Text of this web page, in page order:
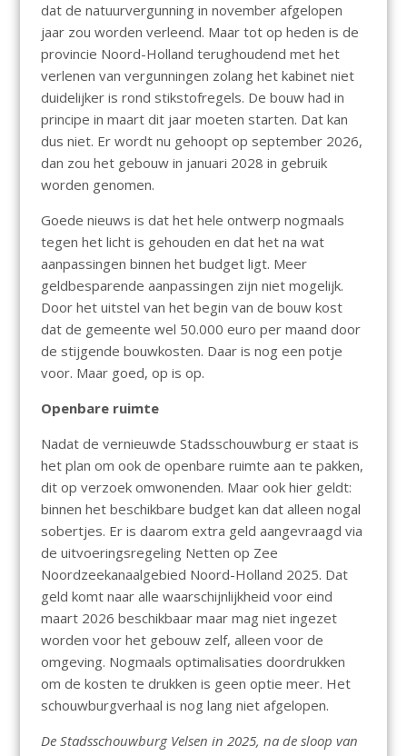
dat de natuurvergunning in november afgelopen
jaar zou worden verleend. Maar tot op heden is de
provincie Noord-Holland terughoudend met het
verlenen van vergunningen zolang het kabinet niet
duidelijker is rond stikstofregels. De bouw had in
principe in maart dit jaar moeten starten. Dat kan
dus niet. Er wordt nu gehoopt op september 2026,
dan zou het gebouw in januari 2028 in gebruik
worden genomen.
Goede nieuws is dat het hele ontwerp nogmaals
tegen het licht is gehouden en dat het na wat
aanpassingen binnen het budget ligt. Meer
geldbesparende aanpassingen zijn niet mogelijk.
Door het uitstel van het begin van de bouw kost
dat de gemeente wel 50.000 euro per maand door
de stijgende bouwkosten. Daar is nog een potje
voor. Maar goed, op is op.
Openbare ruimte
Nadat de vernieuwde Stadsschouwburg er staat is
het plan om ook de openbare ruimte aan te pakken,
dit op verzoek omwonenden. Maar ook hier geldt:
binnen het beschikbare budget kan dat alleen nogal
sobertjes. Er is daarom extra geld aangevraagd via
de uitvoeringsregeling Netten op Zee
Noordzeekanaalgebied Noord-Holland 2025. Dat
geld komt naar alle waarschijnlijkheid voor eind
maart 2026 beschikbaar maar mag niet ingezet
worden voor het gebouw zelf, alleen voor de
omgeving. Nogmaals optimalisaties doordrukken
om de kosten te drukken is geen optie meer. Het
schouwburgverhaal is nog lang niet afgelopen.
De Stadsschouwburg Velsen in 2025, na de sloop van